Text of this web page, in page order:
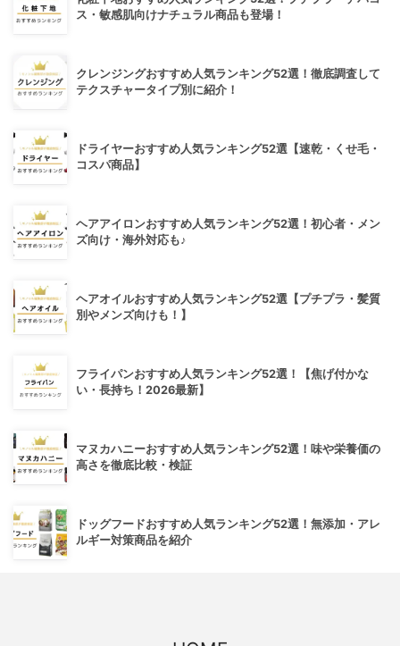
ス・敏感肌向けナチュラル商品も登場！
クレンジングおすすめ人気ランキング52選！徹底調査して
テクスチャータイプ別に紹介！
ドライヤーおすすめ人気ランキング52選【速乾・くせ毛・
コスパ商品】
ヘアアイロンおすすめ人気ランキング52選！初心者・メン
ズ向け・海外対応も♪
ヘアオイルおすすめ人気ランキング52選【プチプラ・髪質
別やメンズ向けも！】
フライパンおすすめ人気ランキング52選！【焦げ付かな
い・長持ち！2026最新】
マヌカハニーおすすめ人気ランキング52選！味や栄養価の
高さを徹底比較・検証
ドッグフードおすすめ人気ランキング52選！無添加・アレ
ルギー対策商品を紹介